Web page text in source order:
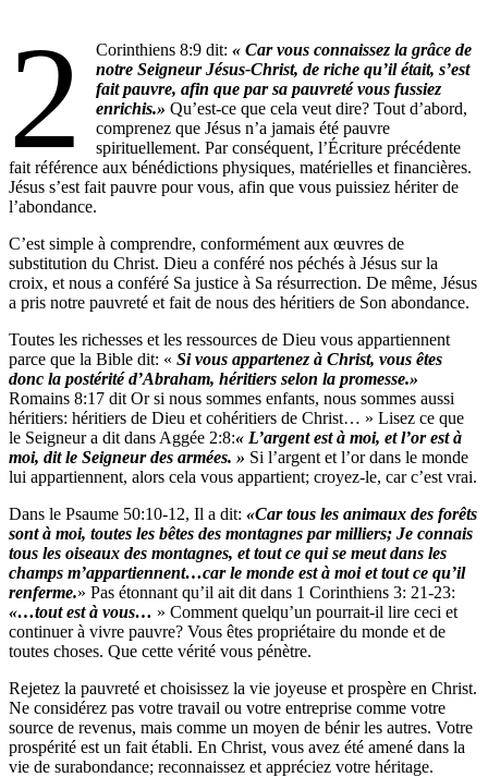
2 Corinthiens 8:9 dit:« Car vous connaissez la grâce de
notre Seigneur Jésus-Christ, de riche qu’il était, s’est
fait pauvre, afin que par sa pauvreté vous fussiez
enrichis.»Qu’est-ce que cela veut dire? Tout d’abord,
comprenez que Jésus n’a jamais été pauvre
spirituellement. Par conséquent, l’Écriture précédente
fait référence aux bénédictions physiques, matérielles et financières.
Jésus s’est fait pauvre pour vous, afin que vous puissiez hériter de
l’abondance.
C’est simple à comprendre, conformément aux œuvres de
substitution du Christ. Dieu a conféré nos péchés à Jésus sur la
croix, et nous a conféré Sa justice à Sa résurrection. De même, Jésus
a pris notre pauvreté et fait de nous des héritiers de Son abondance.
Toutes les richesses et les ressources de Dieu vous appartiennent
parce que la Bible dit: « Si vous appartenez à Christ, vous êtes
donc la postérité d’Abraham, héritiers selon la promesse.»
Romains 8:17 dit Or si nous sommes enfants, nous sommes aussi
héritiers: héritiers de Dieu et cohéritiers de Christ… » Lisez ce que
le Seigneur a dit dans Aggée 2:8:« L’argent est à moi, et l’or est à
moi, dit le Seigneur des armées. » Si l’argent et l’or dans le monde
lui appartiennent, alors cela vous appartient; croyez-le, car c’est vrai.
Dans le Psaume 50:10-12, Il a dit: «Car tous les animaux des forêts
sont à moi, toutes les bêtes des montagnes par milliers; Je connais
tous les oiseaux des montagnes, et tout ce qui se meut dans les
champs m’appartiennent…car le monde est à moi et tout ce qu’il
renferme.» Pas étonnant qu’il ait dit dans 1 Corinthiens 3: 21-23:
«…tout est à vous… » Comment quelqu’un pourrait-il lire ceci et
continuer à vivre pauvre? Vous êtes propriétaire du monde et de
toutes choses. Que cette vérité vous pénètre.
Rejetez la pauvreté et choisissez la vie joyeuse et prospère en Christ.
Ne considérez pas votre travail ou votre entreprise comme votre
source de revenus, mais comme un moyen de bénir les autres. Votre
prospérité est un fait établi. En Christ, vous avez été amené dans la
vie de surabondance; reconnaissez et appréciez votre héritage.